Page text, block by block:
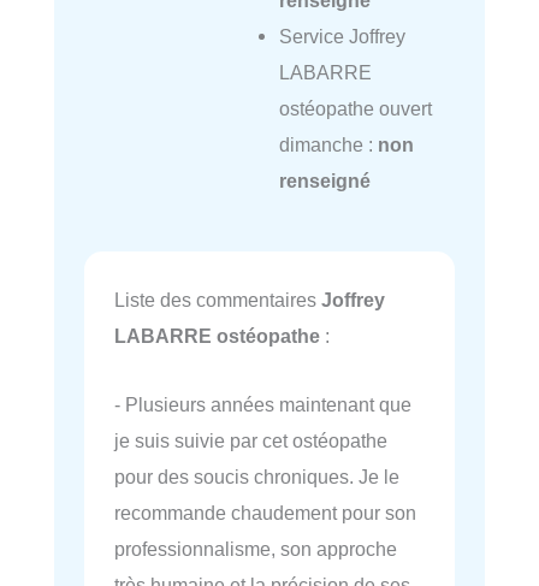
Service Joffrey
LABARRE
ostéopathe ouvert
dimanche : non
renseigné
Liste des commentaires Joffrey
LABARRE ostéopathe :
- Plusieurs années maintenant que
je suis suivie par cet ostéopathe
pour des soucis chroniques. Je le
recommande chaudement pour son
professionnalisme, son approche